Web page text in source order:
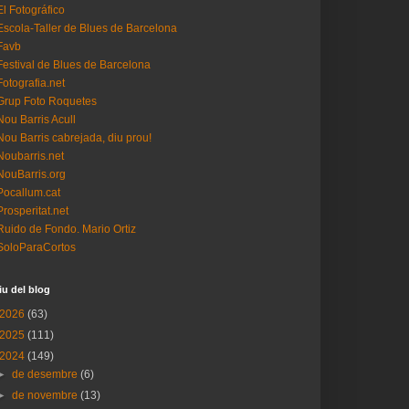
Fotográfico
Taller de Blues de Barcelona
de Blues de Barcelona
Foto Roquetes
Barris Acull
Barris cabrejada, diu prou!
de Fondo. Mario Ortiz
del blog
2026 (63)
2025 (111)
2024 (149)
de desembre(6)
de novembre(13)